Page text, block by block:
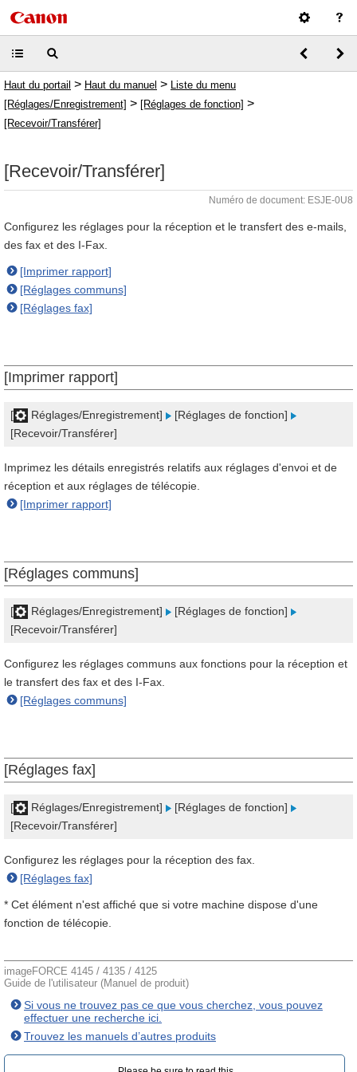
Haut du portail > Haut du manuel > Liste du menu
[Réglages/Enregistrement] > [Réglages de fonction] >
[Recevoir/Transférer]
[Recevoir/Transférer]
Numéro de document: ESJE-0U8
Configurez les réglages pour la réception et le transfert des e-mails,
des fax et des I-Fax.
[Imprimer rapport]
[Réglages communs]
[Réglages fax]
[Imprimer rapport]
[ Réglages/Enregistrement]
[Réglages de fonction]
[Recevoir/Transférer]
Imprimez les détails enregistrés relatifs aux réglages d'envoi et de
réception et aux réglages de télécopie.
[Imprimer rapport]
[Réglages communs]
[ Réglages/Enregistrement]
[Réglages de fonction]
[Recevoir/Transférer]
Configurez les réglages communs aux fonctions pour la réception et
le transfert des fax et des I-Fax.
[Réglages communs]
[Réglages fax]
[ Réglages/Enregistrement]
[Réglages de fonction]
[Recevoir/Transférer]
Configurez les réglages pour la réception des fax.
[Réglages fax]
* Cet élément n'est affiché que si votre machine dispose d'une
fonction de télécopie.
imageFORCE 4145 / 4135 / 4125
Guide de l'utilisateur (Manuel de produit)
Si vous ne trouvez pas ce que vous cherchez, vous pouvez
effectuer une recherche ici.
Trouvez les manuels d’autres produits